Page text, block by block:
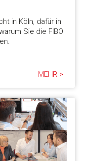
in Köln, dafür in
Sie die FIBO
MEHR >